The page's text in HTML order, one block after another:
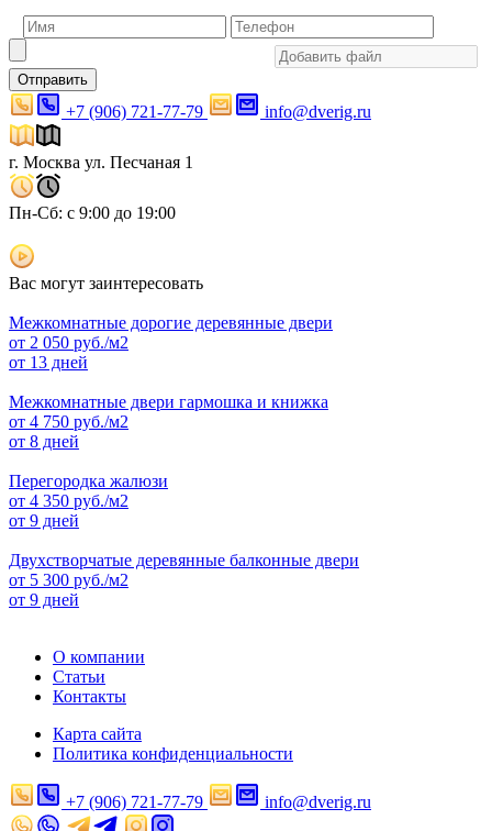
Отправить
+7 (906) 721-77-79 info@dverig.ru
г. Москва ул. Песчаная 1
Пн-Сб: с 9:00 до 19:00
Вас могут заинтересовать
Межкомнатные дорогие деревянные двери
от 2 050 руб./м2
от 13 дней
Межкомнатные двери гармошка и книжка
от 4 750 руб./м2
от 8 дней
Перегородка жалюзи
от 4 350 руб./м2
от 9 дней
Двухстворчатые деревянные балконные двери
от 5 300 руб./м2
от 9 дней
О компании
Статьи
Контакты
Карта сайта
Политика конфиденциальности
+7 (906) 721-77-79 info@dverig.ru